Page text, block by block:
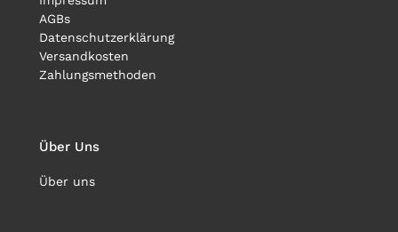
AGBs
Datenschutzerklärung
Versandkosten
Zahlungsmethoden
Über Uns
Über uns